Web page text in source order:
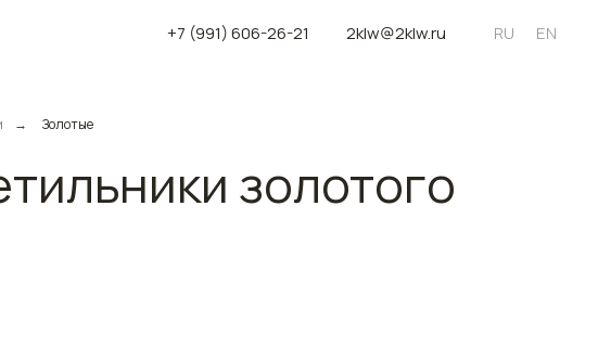
+7 (991) 606-26-21 2klw@2klw.ru RU EN
→ Золотые
золотого